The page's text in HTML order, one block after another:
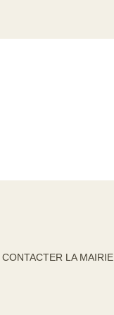
CONTACTER LA MAIRIE